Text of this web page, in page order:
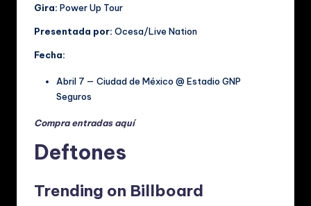
Gira: Power Up Tour
Presentada por: Ocesa/Live Nation
Fecha:
Abril 7 — Ciudad de México @ Estadio GNP
Seguros
Compra entradas aquí
Deftones
Trending on Billboard